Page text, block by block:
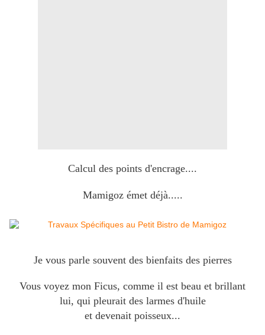
Calcul des points d'encrage....
Mamigoz émet déjà.....
Je vous parle souvent des bienfaits des pierres
Vous voyez mon Ficus, comme il est beau et brillant
lui, qui pleurait des larmes d'huile
et devenait poisseux...